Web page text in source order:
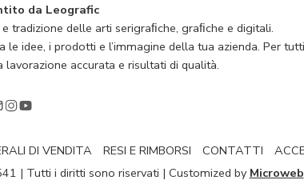
da Leografic
tradizione delle arti serigraﬁche, graﬁche e digitali.
idee, i prodotti e l’immagine della tua azienda. Per
accurata e risultati di qualità.
DI VENDITA RESI E RIMBORSI CONTATTI
| Tutti i diritti sono riservati | Customized by Microweb